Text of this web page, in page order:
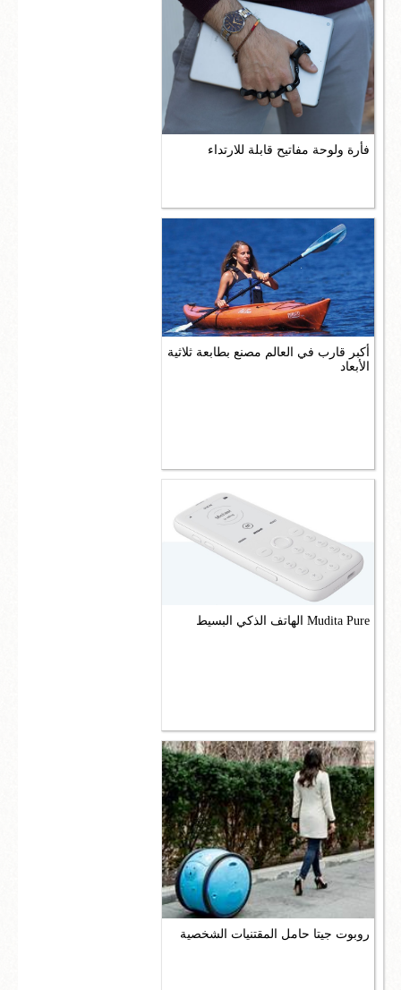
فأرة ولوحة مفاتيح قابلة للارتداء
أكبر قارب في العالم مصنع بطابعة ثلاثية
الأبعاد
الهاتف الذكي البسيط Mudita Pure
روبوت جيتا حامل المقتنيات الشخصية